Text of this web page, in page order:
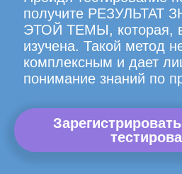
получите РЕЗУЛЬТАТ
ЭТОЙ ТЕМЫ, которая,
изучена. Такой метод
комплексным и дает
понимание знаний по